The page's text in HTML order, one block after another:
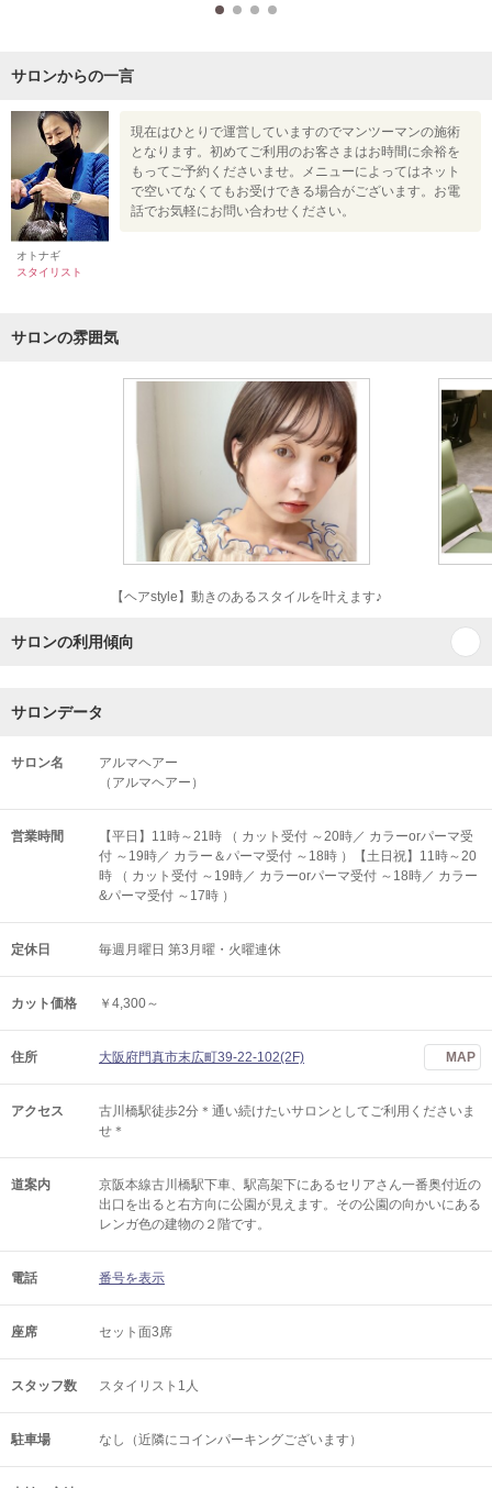
サロンからの一言
オトナギ
スタイリスト
現在はひとりで運営していますのでマンツーマンの施術
となります。初めてご利用のお客さまはお時間に余裕を
もってご予約くださいませ。メニューによってはネット
で空いてなくてもお受けできる場合がございます。お電
話でお気軽にお問い合わせください。
サロンの雰囲気
【ヘアstyle】動きのあるスタイルを叶えます♪
サロンの利用傾向
サロンデータ
サロン名
アルマヘアー
（アルマヘアー）
営業時間
【平日】11時～21時 （ カット受付 ～20時／ カラーorパーマ受
付 ～19時／ カラー＆パーマ受付 ～18時 ）【土日祝】11時～20
時 （ カット受付 ～19時／ カラーorパーマ受付 ～18時／ カラー
&パーマ受付 ～17時 ）
定休日 毎週月曜日 第3月曜・火曜連休
カット価格 ￥4,300～
住所 大阪府門真市末広町39-22-102(2F) MAP
アクセス
古川橋駅徒歩2分＊通い続けたいサロンとしてご利用くださいま
せ＊
道案内
京阪本線古川橋駅下車、駅高架下にあるセリアさん一番奥付近の
出口を出ると右方向に公園が見えます。その公園の向かいにある
レンガ色の建物の２階です。
電話 番号を表示
座席 セット面3席
スタッフ数 スタイリスト1人
駐車場 なし（近隣にコインパーキングございます）